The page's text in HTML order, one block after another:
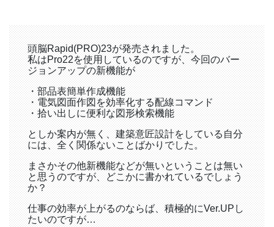
頭脳Rapid(PRO)23が発売されました。
私はPro22を使用しているのですが、今回のバー
ジョンアップの新機能が
・部品表簡単作成機能
・電気図面作図を効率化する配線コマンド
・拾い出しに便利な図形検索機能
としか案内が無く、建築意匠設計をしている自分
には、全く関係ないことばかりでした。
まさかその他新機能などが無いということは無い
と思うのですが、どこかに書かれているでしょう
か？
仕事の効率が上がるのならば、積極的にVer.UPし
たいのですが…